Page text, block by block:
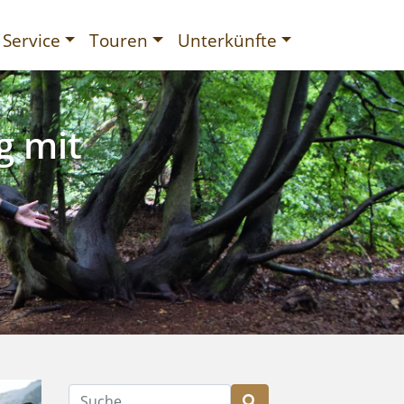
Service Touren Unterkünfte
mit
Suche